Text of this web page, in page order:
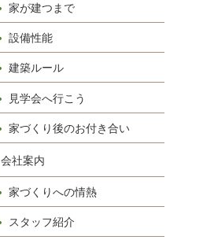
家が建つまで
設備性能
建築ルール
見学会へ行こう
家づくり後のお付き合い
会社案内
家づくりへの情熱
スタッフ紹介